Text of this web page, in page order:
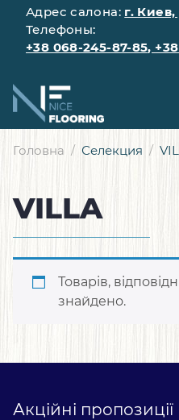
Адрес салона: г. Киев,
Телефоны:
+38 068-245-87-85,
Головна Селекция
VILLA
Товарів,
знайдено.
Акційні пропозиції